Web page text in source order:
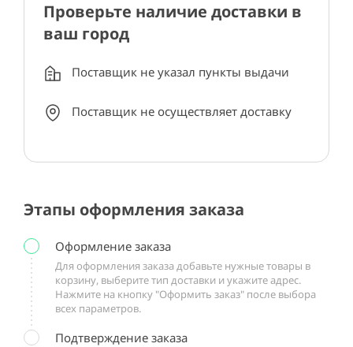
Проверьте наличие доставки в
ваш город
Поставщик не указал пункты выдачи
Поставщик не осуществляет доставку
Этапы оформления заказа
Оформление заказа
Для оформления заказа добавьте нужные товары в
корзину, выберите тип доставки и укажите адрес.
Нажмите на кнопку "Оформить заказ" после выбора
всех параметров.
Подтверждение заказа